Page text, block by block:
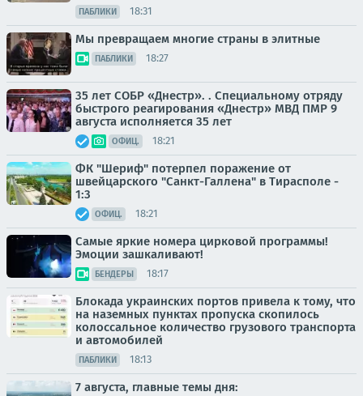
ПАБЛИКИ 18:31
Мы превращаем многие страны в элитные
ПАБЛИКИ 18:27
35 лет СОБР «Днестр». . Специальному отряду
быстрого реагирования «Днестр» МВД ПМР 9
августа исполняется 35 лет
ОФИЦ. 18:21
ФК "Шериф" потерпел поражение от
швейцарского "Санкт-Галлена" в Тирасполе -
1:3
ОФИЦ. 18:21
Самые яркие номера цирковой программы!
Эмоции зашкаливают!
БЕНДЕРЫ 18:17
Блокада украинских портов привела к тому, что
на наземных пунктах пропуска скопилось
колоссальное количество грузового транспорта
и автомобилей
ПАБЛИКИ 18:13
7 августа, главные темы дня: